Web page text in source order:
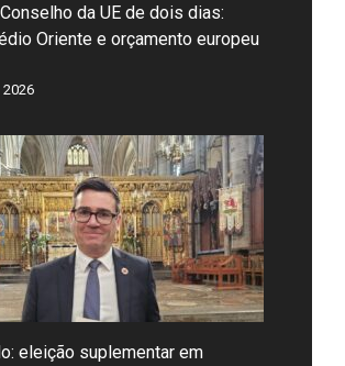
da UE de dois dias:
Oriente e orçamento europeu
2026
eleição suplementar em